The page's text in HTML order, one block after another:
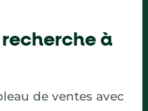
à
de ventes avec